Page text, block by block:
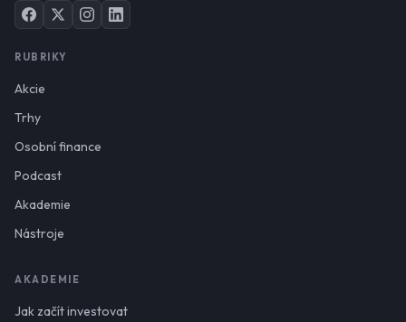
RUBRIKY
Akcie
Trhy
Osobní finance
Podcast
Akademie
Nástroje
AKADEMIE
Jak začít investovat